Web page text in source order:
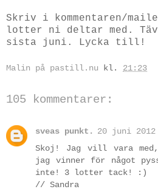
Skriv i kommentaren/
lotter ni deltar med.
sista juni. Lycka till!
Malin på pastill.nu kl. 21:23
105 kommentarer:
sveas punkt.
20 juni
Skoj! Jag vill vara
jag vinner för något
inte! 3 lotter tack! :)
// Sandra